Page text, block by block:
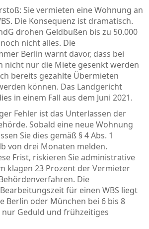
Sie vermieten eine Wohnung an
Die Konsequenz ist dramatisch.
drohen Geldbußen bis zu 50.000
nicht alles. Die
Berlin warnt davor, dass bei
nicht nur die Miete gesenkt werden
bereits gezahlte Übermieten
können. Das Landgericht
in einem Fall aus dem Juni 2021.
Fehler ist das Unterlassen der
Sobald eine neue Wohnung
Sie dies gemäß § 4 Abs. 1
von drei Monaten melden.
Frist, riskieren Sie administrative
klagen 23 Prozent der Vermieter
Die
für einen WBS liegt
Berlin oder München bei 6 bis 8
Geduld und frühzeitiges